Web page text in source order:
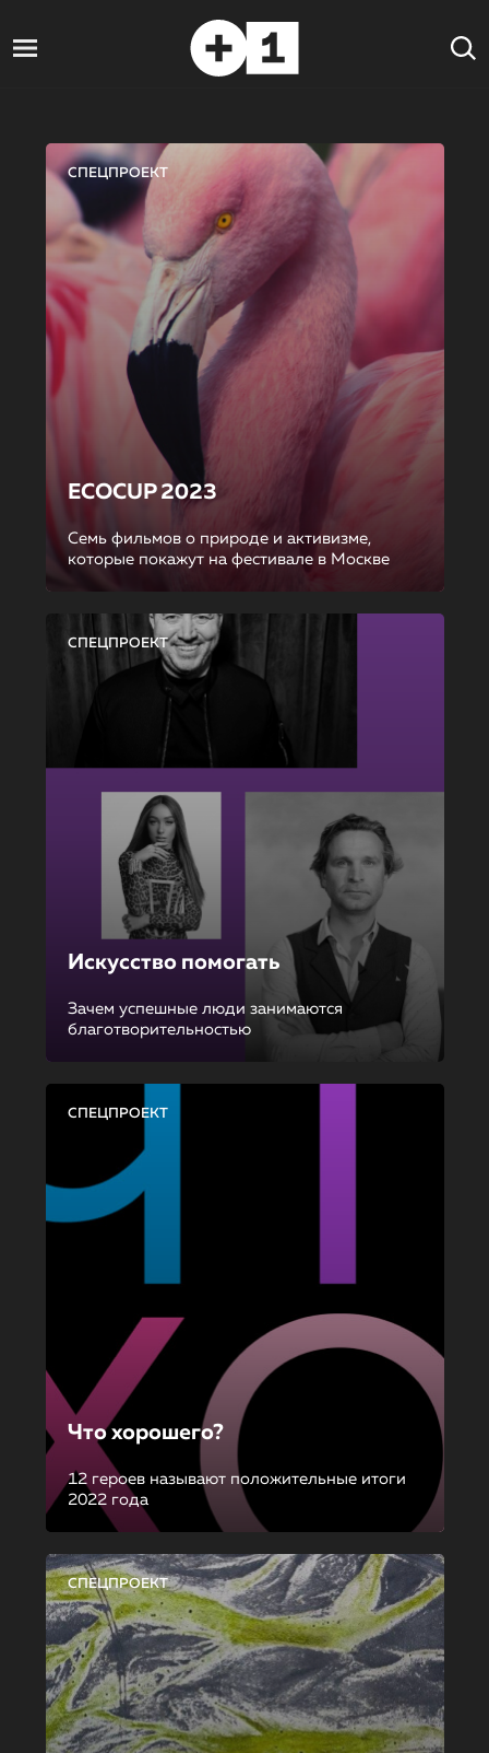
СПЕЦПРОЕКТ
ECOCUP 2023
Семь фильмов о природе и активизме,
которые покажут на фестивале в Москве
СПЕЦПРОЕКТ
Искусство помогать
Зачем успешные люди занимаются
благотворительностью
СПЕЦПРОЕКТ
Что хорошего?
12 героев называют положительные итоги
2022 года
СПЕЦПРОЕКТ